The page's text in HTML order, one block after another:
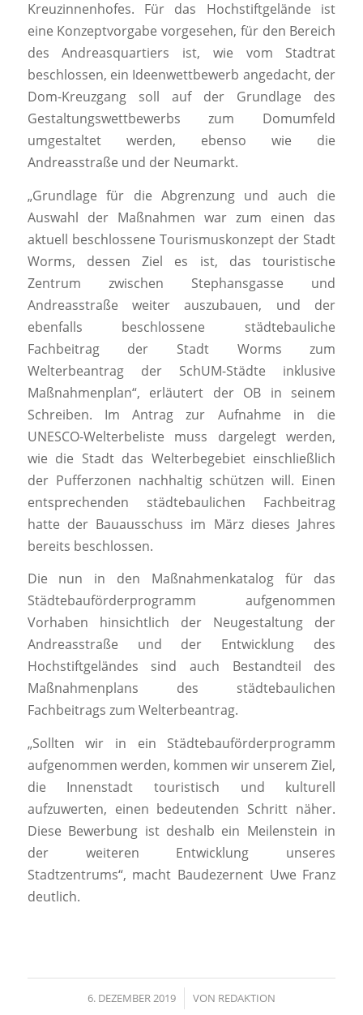
Kreuzinnenhofes. Für das Hochstiftgelände ist
eine Konzeptvorgabe vorgesehen, für den Bereich
des Andreasquartiers ist, wie vom Stadtrat
beschlossen, ein Ideenwettbewerb angedacht, der
Dom-Kreuzgang soll auf der Grundlage des
Gestaltungswettbewerbs zum Domumfeld
umgestaltet werden, ebenso wie die
Andreasstraße und der Neumarkt.
„Grundlage für die Abgrenzung und auch die
Auswahl der Maßnahmen war zum einen das
aktuell beschlossene Tourismuskonzept der Stadt
Worms, dessen Ziel es ist, das touristische
Zentrum zwischen Stephansgasse und
Andreasstraße weiter auszubauen, und der
ebenfalls beschlossene städtebauliche
Fachbeitrag der Stadt Worms zum
Welterbeantrag der SchUM-Städte inklusive
Maßnahmenplan“, erläutert der OB in seinem
Schreiben. Im Antrag zur Aufnahme in die
UNESCO-Welterbeliste muss dargelegt werden,
wie die Stadt das Welterbegebiet einschließlich
der Pufferzonen nachhaltig schützen will. Einen
entsprechenden städtebaulichen Fachbeitrag
hatte der Bauausschuss im März dieses Jahres
bereits beschlossen.
Die nun in den Maßnahmenkatalog für das
Städtebauförderprogramm aufgenommen
Vorhaben hinsichtlich der Neugestaltung der
Andreasstraße und der Entwicklung des
Hochstiftgeländes sind auch Bestandteil des
Maßnahmenplans des städtebaulichen
Fachbeitrags zum Welterbeantrag.
„Sollten wir in ein Städtebauförderprogramm
aufgenommen werden, kommen wir unserem Ziel,
die Innenstadt touristisch und kulturell
aufzuwerten, einen bedeutenden Schritt näher.
Diese Bewerbung ist deshalb ein Meilenstein in
der weiteren Entwicklung unseres
Stadtzentrums“, macht Baudezernent Uwe Franz
deutlich.
6. DEZEMBER 2019
/ VON REDAKTION